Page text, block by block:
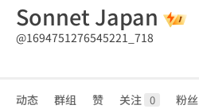
Sonnet Japan
@1694751276545221_718
动态 群组 赞 关注 0 粉丝